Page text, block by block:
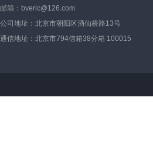
邮箱：bveric@126.com
公司地址：北京市朝阳区酒仙桥路13号
通信地址：北京市794信箱38分箱 100015